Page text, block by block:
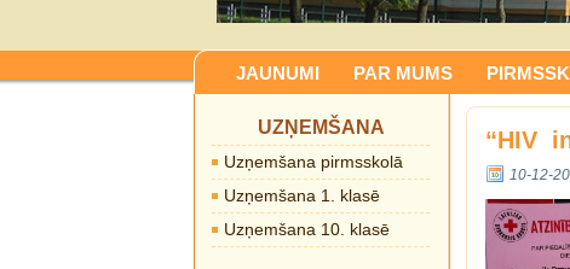
JAUNUMI PAR MUMS
UZŅEMŠANA
Uzņemšana pirmsskolā
Uzņemšana 1. klasē
Uzņemšana 10. klasē
“HIV
10-12-